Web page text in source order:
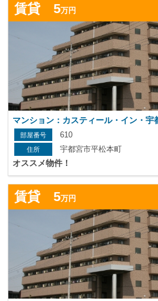
賃貸 5万円
マンション：カスティール・イン・宇
610
宇都宮市平松本町
オススメ物件！
賃貸 5万円